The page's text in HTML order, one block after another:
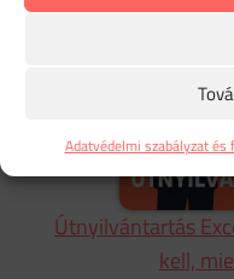
Adatvédelmi szabályzat
Útnyilvántartás
kell,